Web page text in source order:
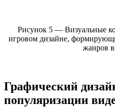
Рисунок 5 — Визуальные
игровом дизайне,
жанров
Графический
популяризации